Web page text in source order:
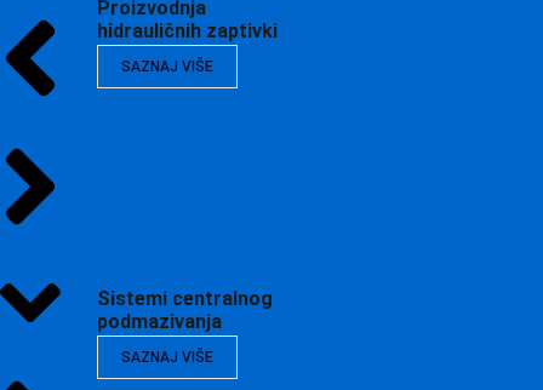
Proizvodnja
hidrauličnih zaptivki
SAZNAJ VIŠE
Sistemi centralnog
podmazivanja
SAZNAJ VIŠE